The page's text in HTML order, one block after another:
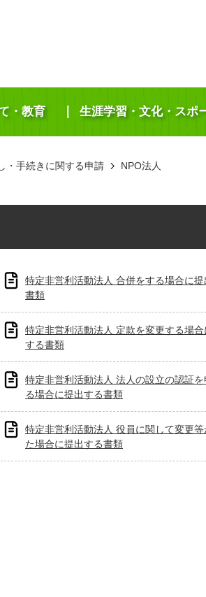
・教育 生涯学習・文化・スポ
・手続きに関する申請 NPO法人
特定非営利活動法人 合併をする場合に提
書類
特定非営利活動法人 定款を変更する場合
する書類
特定非営利活動法人 法人の設立の認証を
る場合に提出する書類
特定非営利活動法人 役員に関して変更等
た場合に提出する書類